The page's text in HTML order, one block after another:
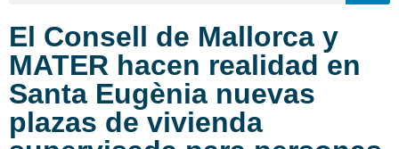
El Consell de Mallorca y
MATER hacen realidad en
Santa Eugènia nuevas
plazas de vivienda